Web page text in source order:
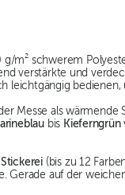
m² schwerem
verstärkte und
leichtgängig
Messe als
bis Kieferngrün
Stickerei(bis zu 12
Gerade auf der